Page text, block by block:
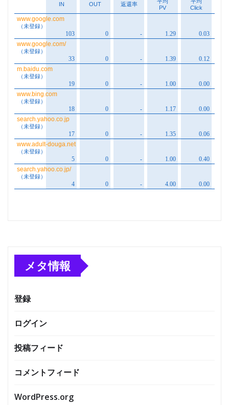
メタ情報
登録
ログイン
投稿フィード
コメントフィード
WordPress.org